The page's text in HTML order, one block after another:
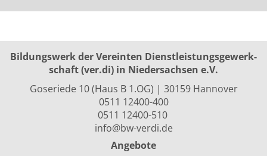
Bildungswerk der Vereinten Dienst­leis­tungs­ge­werk­
schaft (ver.di) in Niedersachsen e.V.
Goseriede 10 (Haus B 1.OG) | 30159 Hannover
0511 12400-400
0511 12400-510
info@bw-verdi.de
Angebote